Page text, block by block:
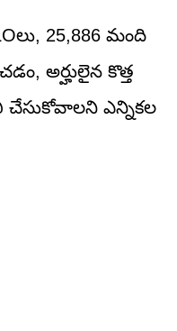
25,886 మంది
అర్హులైన కొత్త
చేసుకోవాలని ఎన్నికల